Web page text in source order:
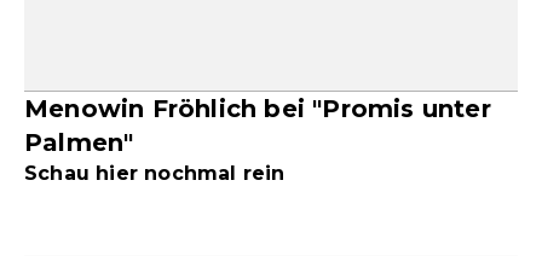
Menowin Fröhlich bei "Promis unter
Palmen"
Schau hier nochmal rein